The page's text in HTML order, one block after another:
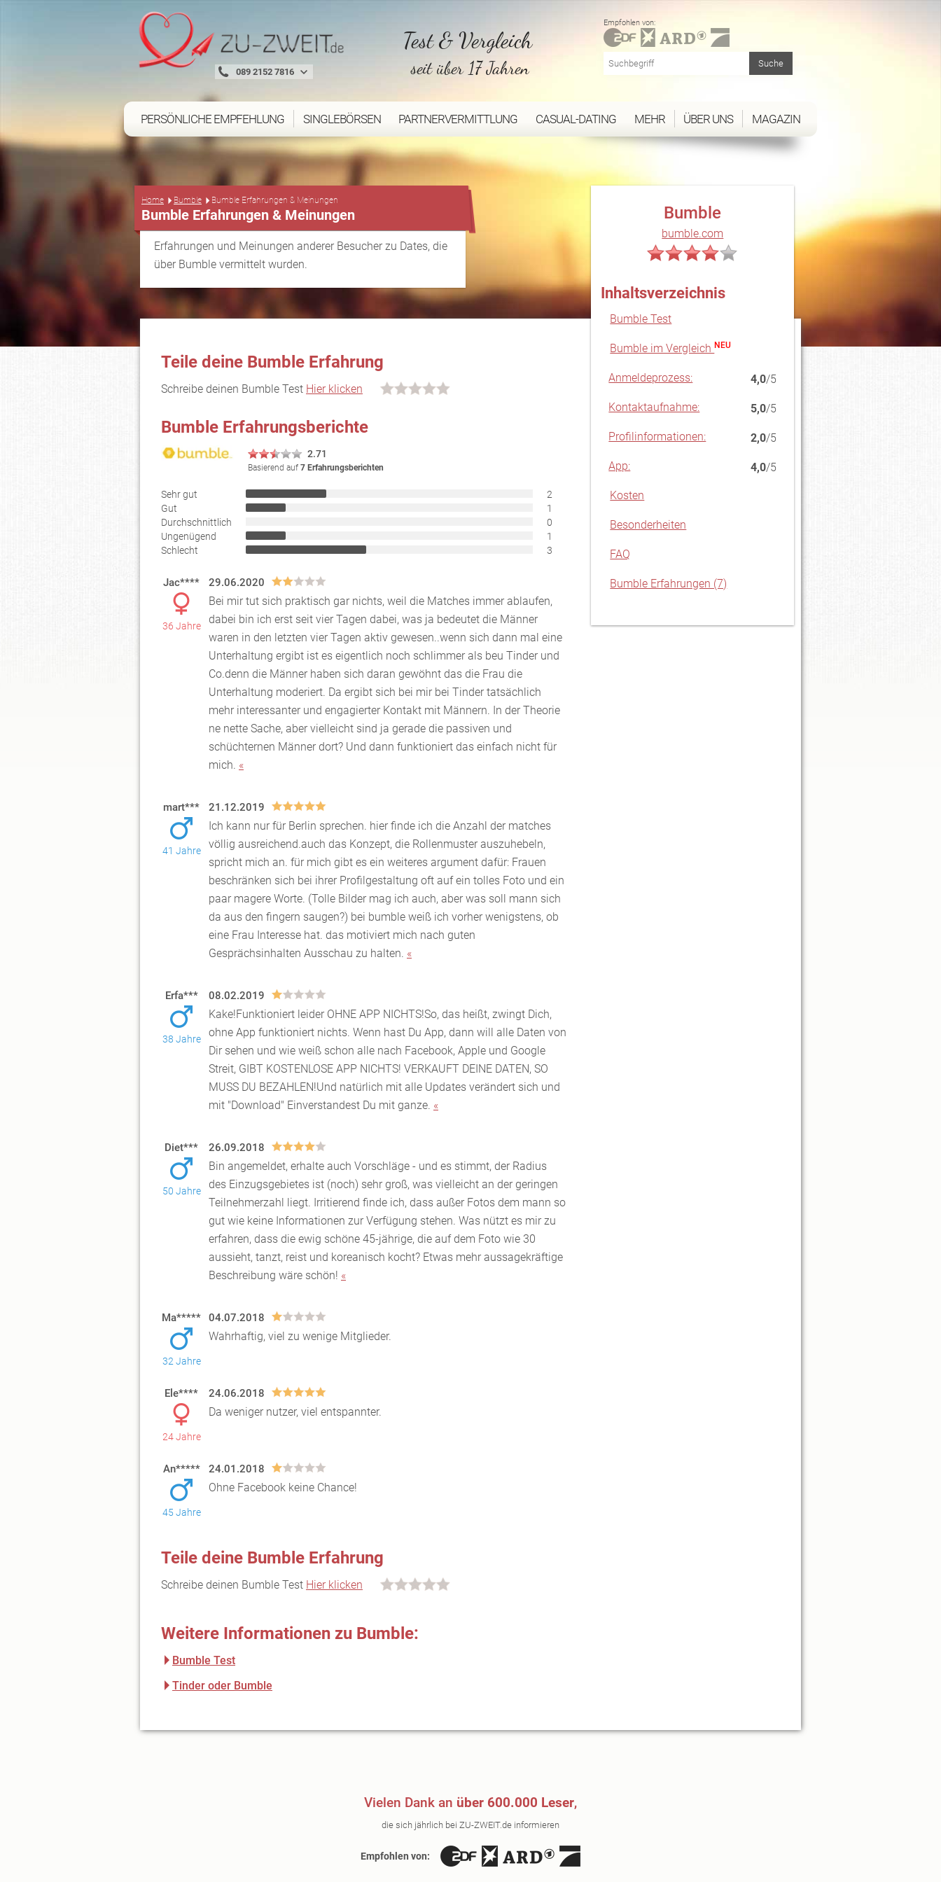
089 2152 7816
Test & Vergleich
seit über 17 Jahren
Empfohlen von:
PERSÖNLICHE EMPFEHLUNG SINGLEBÖRSEN PARTNERVERMITTLUNG CASUAL-DATING MEHR ÜBER UNS MAGAZIN
Home Bumble Bumble Erfahrungen & Meinungen
Bumble Erfahrungen & Meinungen
Erfahrungen und Meinungen anderer Besucher zu Dates, die
über Bumble vermittelt wurden.
Bumble
bumble.com
Inhaltsverzeichnis
Bumble Test
Bumble im VergleichNEU
Anmeldeprozess: 4,0/5
Kontaktaufnahme: 5,0/5
Profilinformationen: 2,0/5
App: 4,0/5
Kosten
Besonderheiten
FAQ
Bumble Erfahrungen (7)
Teile deine Bumble Erfahrung
Schreibe deinen Bumble Test Hier klicken
Bumble Erfahrungsberichte
2.71
Basierend auf 7 Erfahrungsberichten
Sehr gut
2
Gut
1
Durchschnittlich
0
Ungenügend
1
Schlecht
3
Jac****
36 Jahre
29.06.2020
Bei mir tut sich praktisch gar nichts, weil die Matches immer ablaufen,
dabei bin ich erst seit vier Tagen dabei, was ja bedeutet die Männer
waren in den letzten vier Tagen aktiv gewesen..wenn sich dann mal eine
Unterhaltung ergibt ist es eigentlich noch schlimmer als beu Tinder und
Co.denn die Männer haben sich daran gewöhnt das die Frau die
Unterhaltung moderiert. Da ergibt sich bei mir bei Tinder tatsächlich
mehr interessanter und engagierter Kontakt mit Männern. In der Theorie
ne nette Sache, aber vielleicht sind ja gerade die passiven und
schüchternen Männer dort? Und dann funktioniert das einfach nicht für
mich. «
mart***
41 Jahre
21.12.2019
Ich kann nur für Berlin sprechen. hier finde ich die Anzahl der matches
völlig ausreichend.auch das Konzept, die Rollenmuster auszuhebeln,
spricht mich an. für mich gibt es ein weiteres argument dafür: Frauen
beschränken sich bei ihrer Profilgestaltung oft auf ein tolles Foto und ein
paar magere Worte. (Tolle Bilder mag ich auch, aber was soll mann sich
da aus den fingern saugen?) bei bumble weiß ich vorher wenigstens, ob
eine Frau Interesse hat. das motiviert mich nach guten
Gesprächsinhalten Ausschau zu halten. «
Erfa***
38 Jahre
08.02.2019
Kake!Funktioniert leider OHNE APP NICHTS!So, das heißt, zwingt Dich,
ohne App funktioniert nichts. Wenn hast Du App, dann will alle Daten von
Dir sehen und wie weiß schon alle nach Facebook, Apple und Google
Streit, GIBT KOSTENLOSE APP NICHTS! VERKAUFT DEINE DATEN, SO
MUSS DU BEZAHLEN!Und natürlich mit alle Updates verändert sich und
mit "Download" Einverstandest Du mit ganze. «
Diet***
50 Jahre
26.09.2018
Bin angemeldet, erhalte auch Vorschläge - und es stimmt, der Radius
des Einzugsgebietes ist (noch) sehr groß, was vielleicht an der geringen
Teilnehmerzahl liegt. Irritierend finde ich, dass außer Fotos dem mann so
gut wie keine Informationen zur Verfügung stehen. Was nützt es mir zu
erfahren, dass die ewig schöne 45-jährige, die auf dem Foto wie 30
aussieht, tanzt, reist und koreanisch kocht? Etwas mehr aussagekräftige
Beschreibung wäre schön! «
Ma*****
32 Jahre
04.07.2018
Wahrhaftig, viel zu wenige Mitglieder.
Ele****
24 Jahre
24.06.2018
Da weniger nutzer, viel entspannter.
An*****
45 Jahre
24.01.2018
Ohne Facebook keine Chance!
Teile deine Bumble Erfahrung
Schreibe deinen Bumble Test Hier klicken
Weitere Informationen zu Bumble:
Bumble Test
Tinder oder Bumble
Vielen Dank an über 600.000 Leser,
die sich jährlich bei ZU-ZWEIT.de informieren
Empfohlen von: